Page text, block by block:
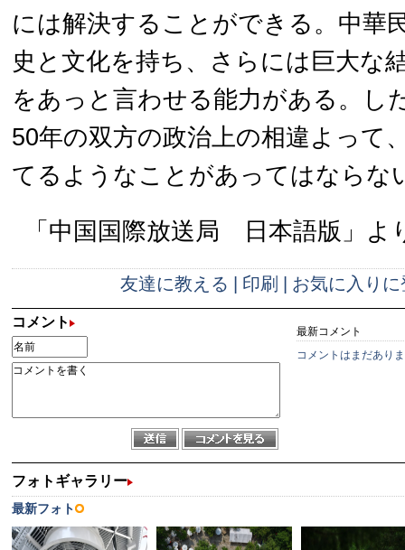
には解決することができる。中華
史と文化を持ち、さらには巨大な
をあっと言わせる能力がある。し
50年の双方の政治上の相違よって
てるようなことがあってはならな
「中国国際放送局 日本語版」
友達に教える 印刷 お気に入りに
コメント
最新コメント
コメントはまだあり